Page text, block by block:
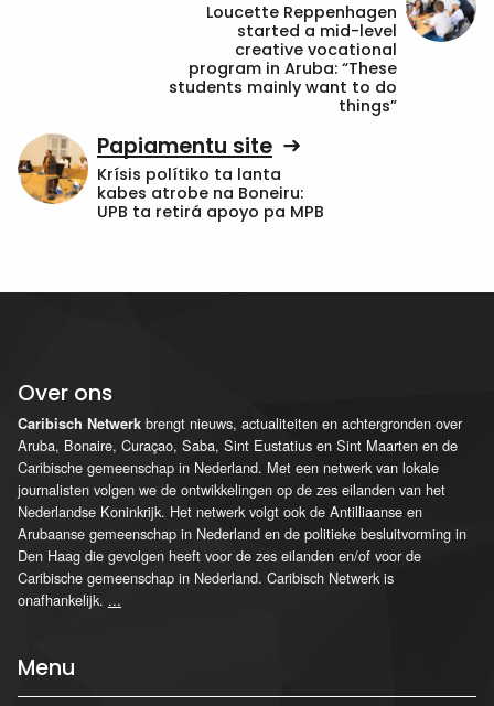
Loucette Reppenhagen
started a mid-level
creative vocational
program in Aruba: “These
students mainly want to do
things”
Papiamentu site
Krísis polítiko ta lanta
kabes atrobe na Boneiru:
UPB ta retirá apoyo pa MPB
Over ons
Caribisch Netwerk brengt nieuws, actualiteiten en achtergronden over
Aruba, Bonaire, Curaçao, Saba, Sint Eustatius en Sint Maarten en de
Caribische gemeenschap in Nederland. Met een netwerk van lokale
journalisten volgen we de ontwikkelingen op de zes eilanden van het
Nederlandse Koninkrijk. Het netwerk volgt ook de Antilliaanse en
Arubaanse gemeenschap in Nederland en de politieke besluitvorming in
Den Haag die gevolgen heeft voor de zes eilanden en/of voor de
Caribische gemeenschap in Nederland. Caribisch Netwerk is
onafhankelijk. ...
Menu